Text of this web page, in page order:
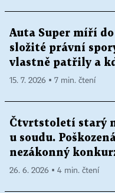
Auta Super míří
složité právní
vlastně patřily a
15. 7. 2026 ▪ 7 min. čtení
Čtvrtstoletí starý
u soudu.
nezákonný
26. 6. 2026 ▪ 4 min. čtení